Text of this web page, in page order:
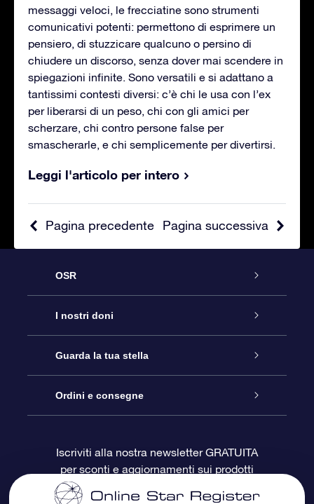
messaggi veloci, le frecciatine sono strumenti
comunicativi potenti: permettono di esprimere un
pensiero, di stuzzicare qualcuno o persino di
chiudere un discorso, senza dover mai scendere in
spiegazioni infinite. Sono versatili e si adattano a
tantissimi contesti diversi: c’è chi le usa con l’ex
per liberarsi di un peso, chi con gli amici per
scherzare, chi contro persone false per
smascherarle, e chi semplicemente per divertirsi.
Leggi l'articolo per intero
Pagina successiva
Pagina precedente
OSR
Assistenza
Contattaci
Blog
OSR Recensioni
I nostri doni
Online Star Gift
Pacchetto regalo OSR
Gift Card OSR
Guarda la tua stella
Registro stellare
Star Page personalizzata
Ordini e consegne
Informazioni di Pagamento
Iscriviti alla nostra newsletter GRATUITA
per sconti e aggiornamenti sui prodotti